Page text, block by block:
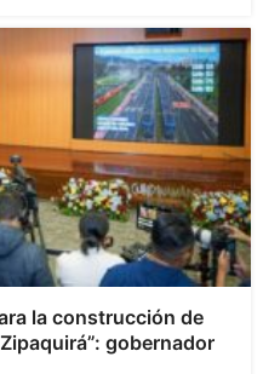
la construcción de
gobernador